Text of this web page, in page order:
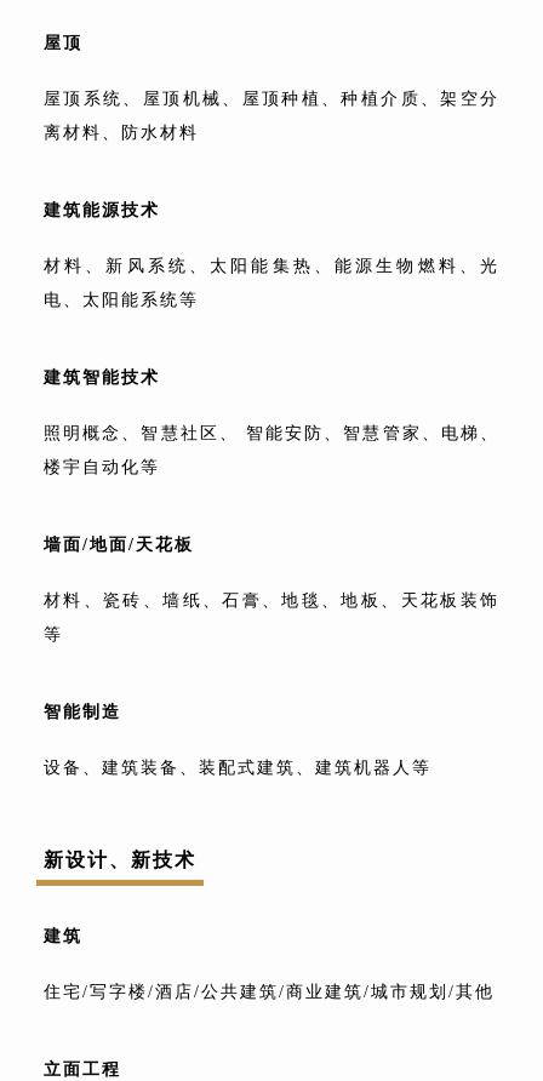
屋顶
屋顶系统、屋顶机械、屋顶种植、种植介质、架空分
离材料、防水材料
建筑能源技术
材料、新风系统、太阳能集热、能源生物燃料、光
电、 太阳能系统等
建筑智能技术
照明概念、智慧社区、 智能安防、智慧管家、 电梯、
楼宇自动化等
墙面/地面/天花板
材料、瓷砖、墙纸、石膏、地毯、地板、 天花板装饰
等
智能制造
设备、建筑装备、装配式建筑、建筑机器人等
新设计、新技术
建筑
住宅/写字楼/酒店/公共建筑/商业建筑/城市规划/其他
立面工程